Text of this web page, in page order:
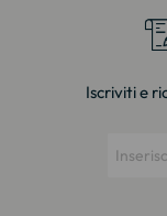
Iscriviti e